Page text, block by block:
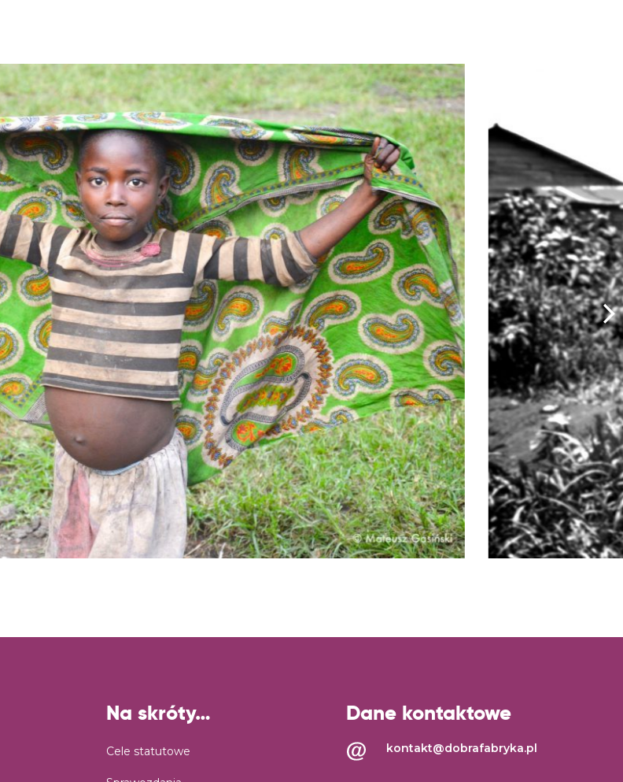
Na skróty…
Cele statutowe
Dane kontaktowe
kontakt@dobrafabryka.pl